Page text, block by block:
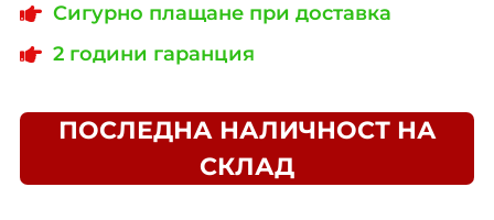
Сигурно плащане при доставка
2 години гаранция
ПОСЛЕДНА НАЛИЧНОСТ НА
СКЛАД